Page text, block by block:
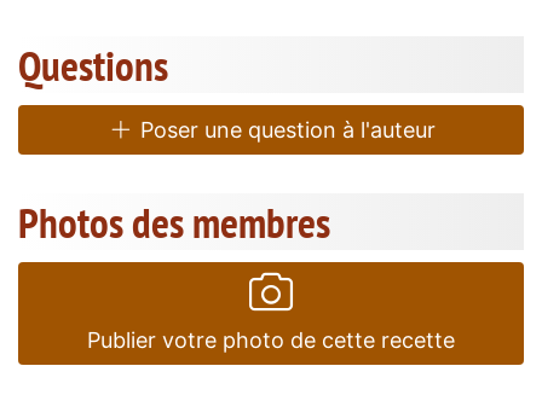
Questions
Poser une question à l'auteur
Photos des membres
Publier votre photo de cette recette